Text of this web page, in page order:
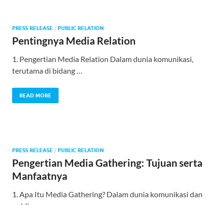
PRESS RELEASE / PUBLIC RELATION
Pentingnya Media Relation
1. Pengertian Media Relation Dalam dunia komunikasi,
terutama di bidang …
READ MORE
PRESS RELEASE / PUBLIC RELATION
Pengertian Media Gathering: Tujuan serta
Manfaatnya
1. Apa Itu Media Gathering? Dalam dunia komunikasi dan